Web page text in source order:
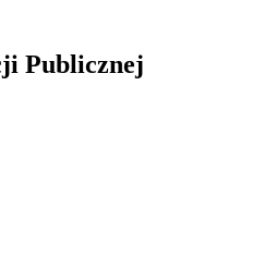
Publicznej